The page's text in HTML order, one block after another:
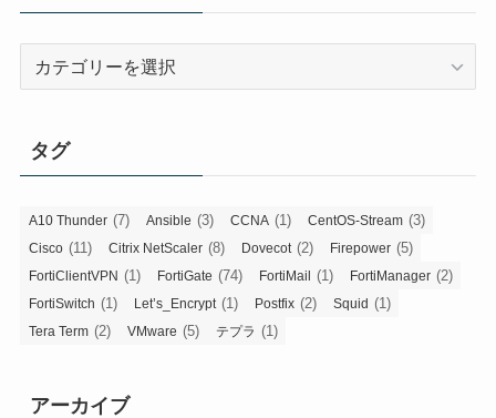
ー
タグ
A10 Thunder (7) Ansible (3) CCNA (1) CentOS-Stream (3)
Cisco (11) Citrix NetScaler (8) Dovecot (2) Firepower (5)
FortiClientVPN (1) FortiGate (74) FortiMail (1) FortiManager (2)
FortiSwitch (1) Let’s_Encrypt (1) Postfix (2) Squid (1)
Tera Term (2) VMware (5) テプラ (1)
アーカイブ